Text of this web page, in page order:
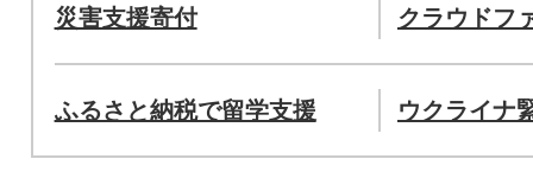
災害支援寄付 クラウドフ
ふるさと納税で留学支援 ウクライナ